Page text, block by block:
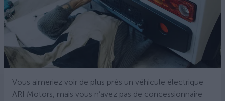
Vous aimeriez voir de plus près un véhicule électrique
ARI Motors, mais vous n’avez pas de concessionnaire